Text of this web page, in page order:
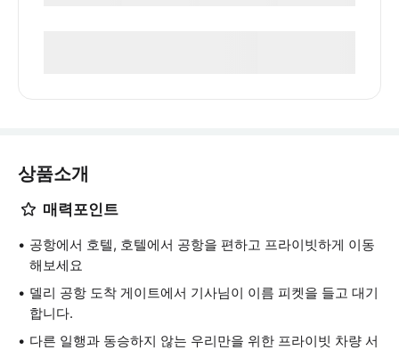
상품소개
매력포인트
공항에서 호텔, 호텔에서 공항을 편하고 프라이빗하게 이동
해보세요
델리 공항 도착 게이트에서 기사님이 이름 피켓을 들고 대기
합니다.
다른 일행과 동승하지 않는 우리만을 위한 프라이빗 차량 서